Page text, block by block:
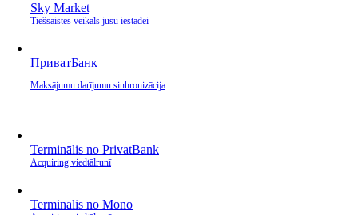
Sky Market
Tiešsaistes veikals jūsu iestādei
ПриватБанк
Maksājumu darījumu sinhronizācija
Terminālis no PrivatBank
Acquiring viedtālrunī
Terminālis no Mono